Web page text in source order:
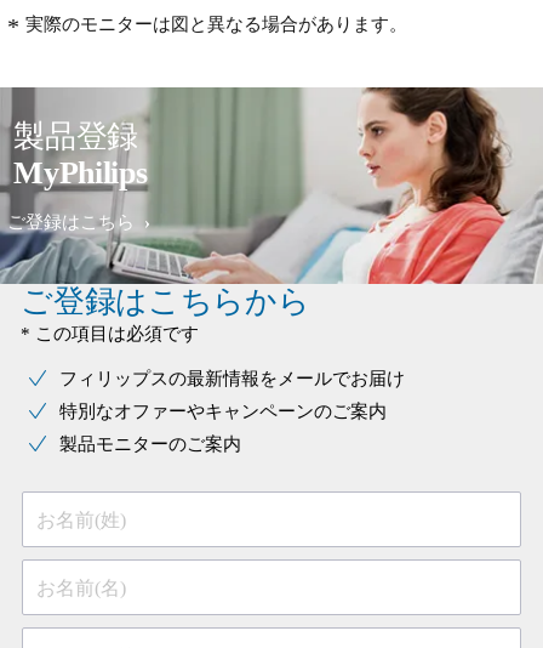
実際のモニターは図と異なる場合があります。
製品登録
MyPhilips
ご登録はこちら
ご登録はこちらから
* この項目は必須です
フィリップスの最新情報をメールでお届け
特別なオファーやキャンペーンのご案内
製品モニターのご案内
お名前(姓)
お名前(名)